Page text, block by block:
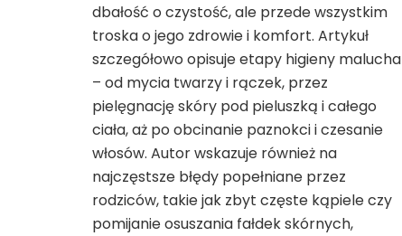
dbałość o czystość, ale przede wszystkim
troska o jego zdrowie i komfort. Artykuł
szczegółowo opisuje etapy higieny malucha
– od mycia twarzy i rączek, przez
pielęgnację skóry pod pieluszką i całego
ciała, aż po obcinanie paznokci i czesanie
włosów. Autor wskazuje również na
najczęstsze błędy popełniane przez
rodziców, takie jak zbyt częste kąpiele czy
pomijanie osuszania fałdek skórnych,